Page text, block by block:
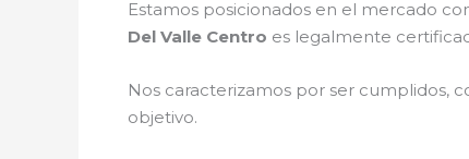
Estamos posicionados en el mercado
Del Valle Centro es legalmente
Nos caracterizamos por ser cumplidos,
objetivo.